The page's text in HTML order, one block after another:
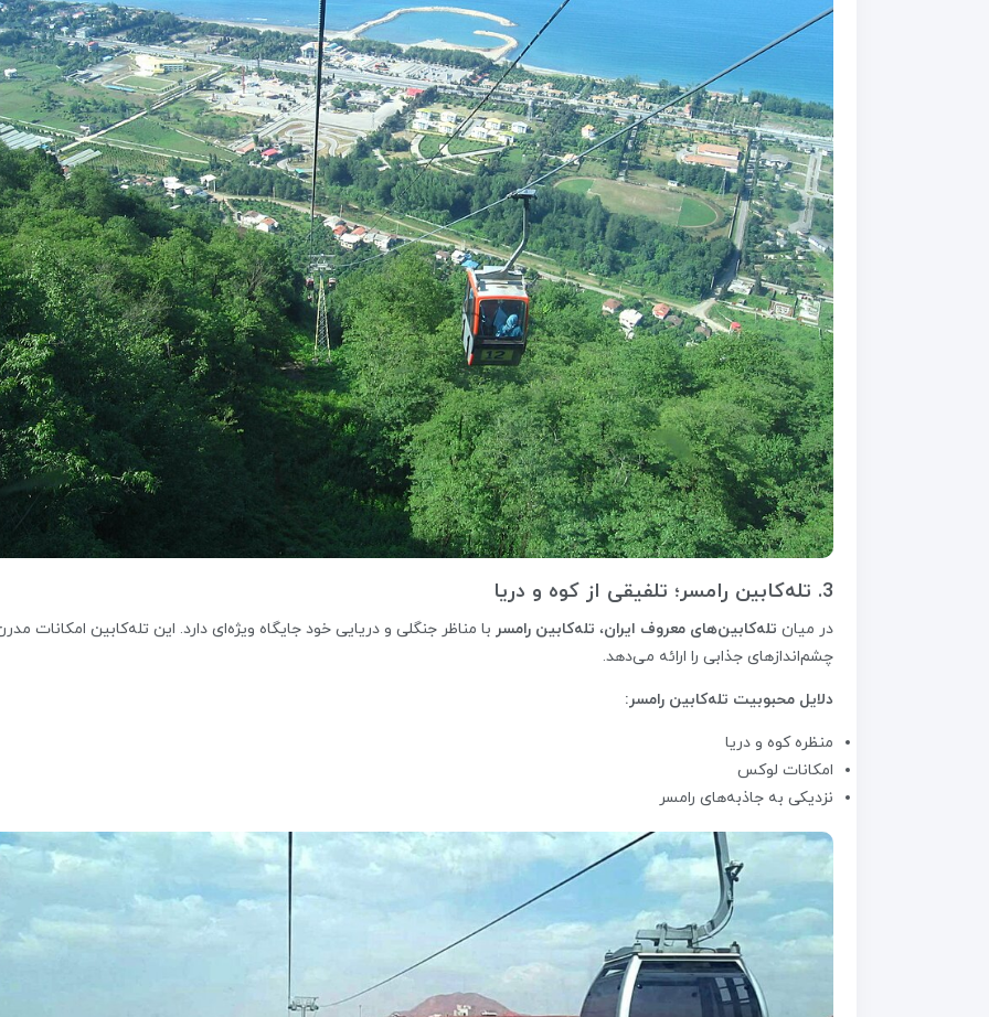
3. تله‌کابین رامسر؛ تلفیقی از کوه و دریا
در میان تله‌کابین‌های معروف ایران، تله‌کابین رامسر با مناظر جنگلی و دریایی خود جایگاه ویژه‌ای دارد. این تله‌کابین امکانات
چشم‌اندازهای جذابی را ارائه می‌دهد.
دلایل محبوبیت تله‌کابین رامسر:
منظره کوه و دریا
امکانات لوکس
نزدیکی به جاذبه‌های رامسر